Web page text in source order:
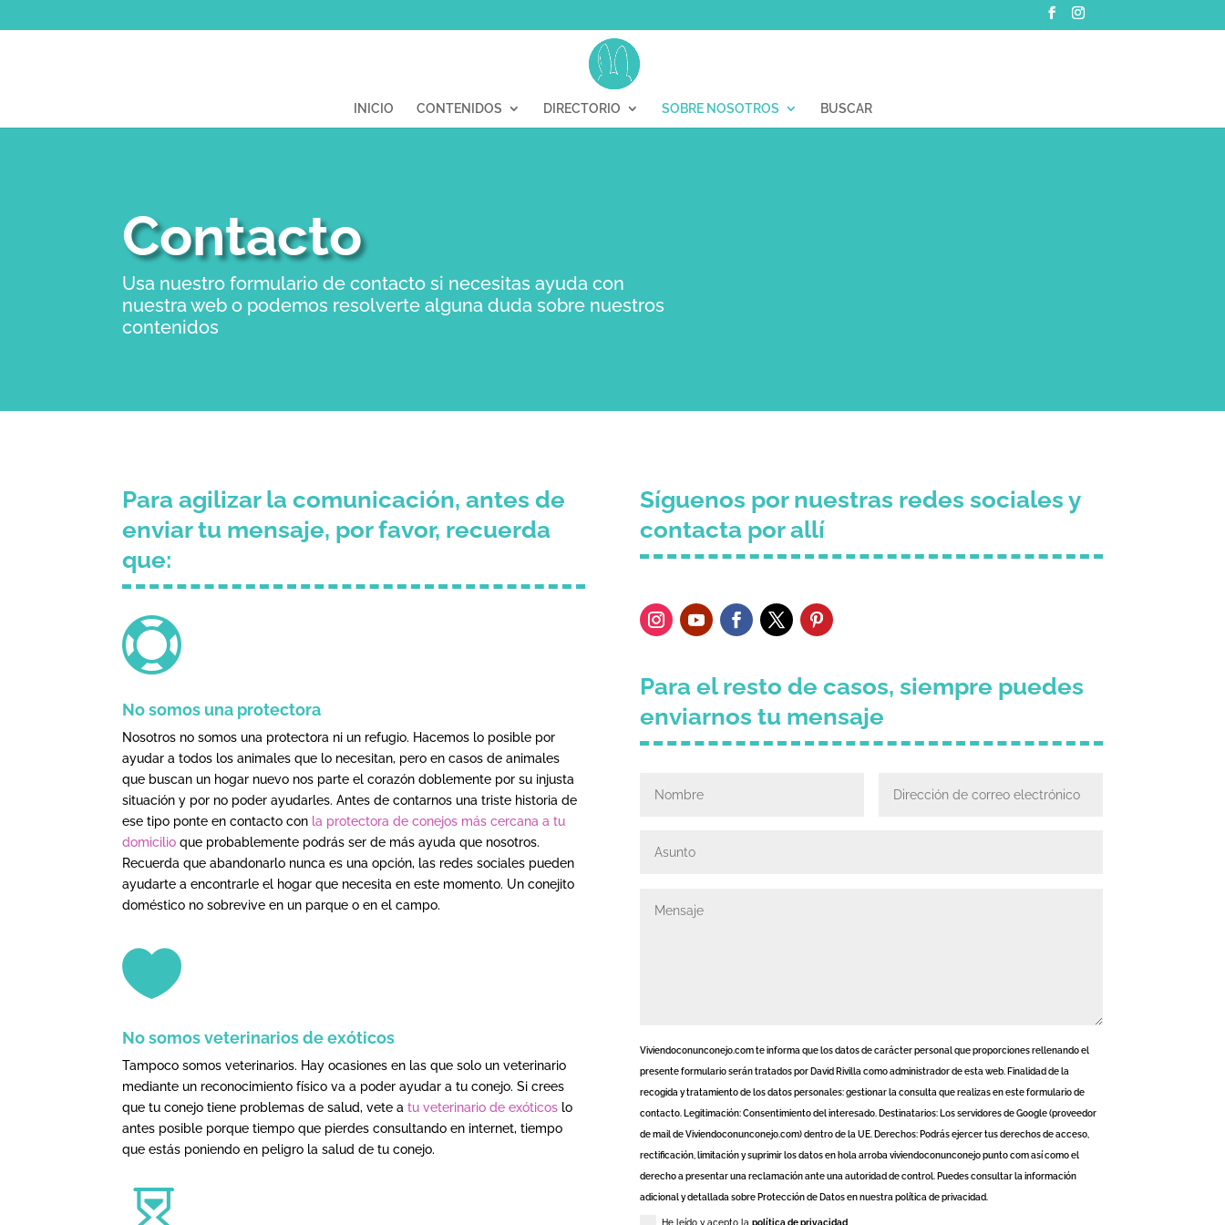
INICIO CONTENIDOS DIRECTORIO SOBRE NOSOTROS BUSCAR
Contacto
Usa nuestro formulario de contacto si necesitas ayuda con
nuestra web o podemos resolverte alguna duda sobre nuestros
contenidos
Para agilizar la comunicación, antes de
enviar tu mensaje, por favor, recuerda
que:

No somos una protectora
Nosotros no somos una protectora ni un refugio. Hacemos lo posible por
ayudar a todos los animales que lo necesitan, pero en casos de animales
que buscan un hogar nuevo nos parte el corazón doblemente por su injusta
situación y por no poder ayudarles. Antes de contarnos una triste historia de
ese tipo ponte en contacto con la protectora de conejos más cercana a tu
domicilio que probablemente podrás ser de más ayuda que nosotros.
Recuerda que abandonarlo nunca es una opción, las redes sociales pueden
ayudarte a encontrarle el hogar que necesita en este momento. Un conejito
doméstico no sobrevive en un parque o en el campo.

No somos veterinarios de exóticos
Tampoco somos veterinarios. Hay ocasiones en las que solo un veterinario
mediante un reconocimiento físico va a poder ayudar a tu conejo. Si crees
que tu conejo tiene problemas de salud, vete atu veterinario de exóticos lo
antes posible porque tiempo que pierdes consultando en internet, tiempo
que estás poniendo en peligro la salud de tu conejo.
Síguenos por nuestras redes sociales y
contacta por allí
Para el resto de casos, siempre puedes
enviarnos tu mensaje
Viviendoconunconejo.com te informa que los datos de carácter personal que proporciones rellenando el
presente formulario serán tratados por David Rivilla como administrador de esta web. Finalidad de la
recogida y tratamiento de los datos personales: gestionar la consulta que realizas en este formulario de
contacto. Legitimación: Consentimiento del interesado. Destinatarios: Los servidores de Google (proveedor
de mail de Viviendoconunconejo.com) dentro de la UE. Derechos: Podrás ejercer tus derechos de acceso,
rectificación, limitación y suprimir los datos en hola arroba viviendoconunconejo punto com así como el
derecho a presentar una reclamación ante una autoridad de control. Puedes consultar la información
adicional y detallada sobre Protección de Datos en nuestra política de privacidad.
He leído y acepto la política de privacidad